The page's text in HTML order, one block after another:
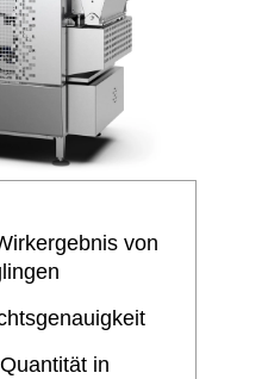
von
in